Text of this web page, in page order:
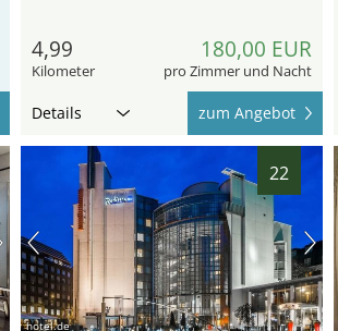
4,99
Kilometer
180,00 EUR
pro Zimmer und Nacht
Details zum Angebot
22
hotel.de